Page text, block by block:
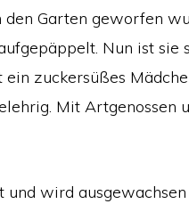
Garten geworfen
Nun ist sie
zuckersüßes
Mit Artgenossen
wird